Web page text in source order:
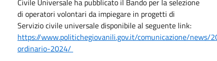
di operatori volontari da impiegare in progetti di
Servizio civile universale disponibile al seguente link:
https://www.politichegiovanili.gov.it/comunicazione/news/
ordinario-2024/